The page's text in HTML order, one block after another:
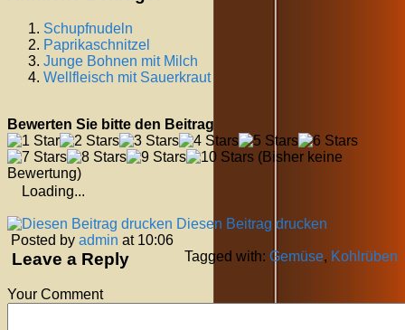
Schupfnudeln
Paprikaschnitzel
Junge Bohnen mit Milch
Wellfleisch mit Sauerkraut
Bewerten Sie bitte den Beitrag
(Bisher keine
Bewertung)
Loading...
Diesen Beitrag drucken
Posted by admin at 10:06
Tagged with: Gemüse, Kohlrüben
Leave a Reply
Your Comment